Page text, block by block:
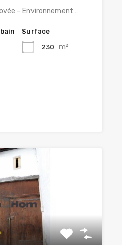
– Environnement…
Surface
230 m²